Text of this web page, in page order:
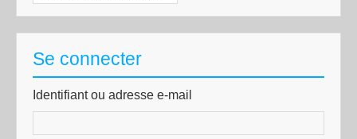
Se connecter
Identifiant ou adresse e-mail